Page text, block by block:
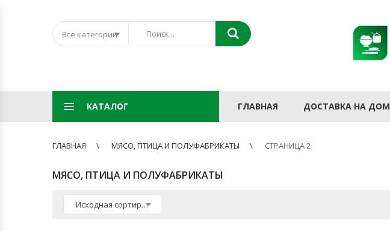
Все категории
КАТАЛОГ ГЛАВНАЯ ДОСТАВКА НА ДОМ
ГЛАВНАЯ МЯСО, ПТИЦА И ПОЛУФАБРИКАТЫ СТРАНИЦА 2
МЯСО, ПТИЦА И ПОЛУФАБРИКАТЫ
Исходная сортировка